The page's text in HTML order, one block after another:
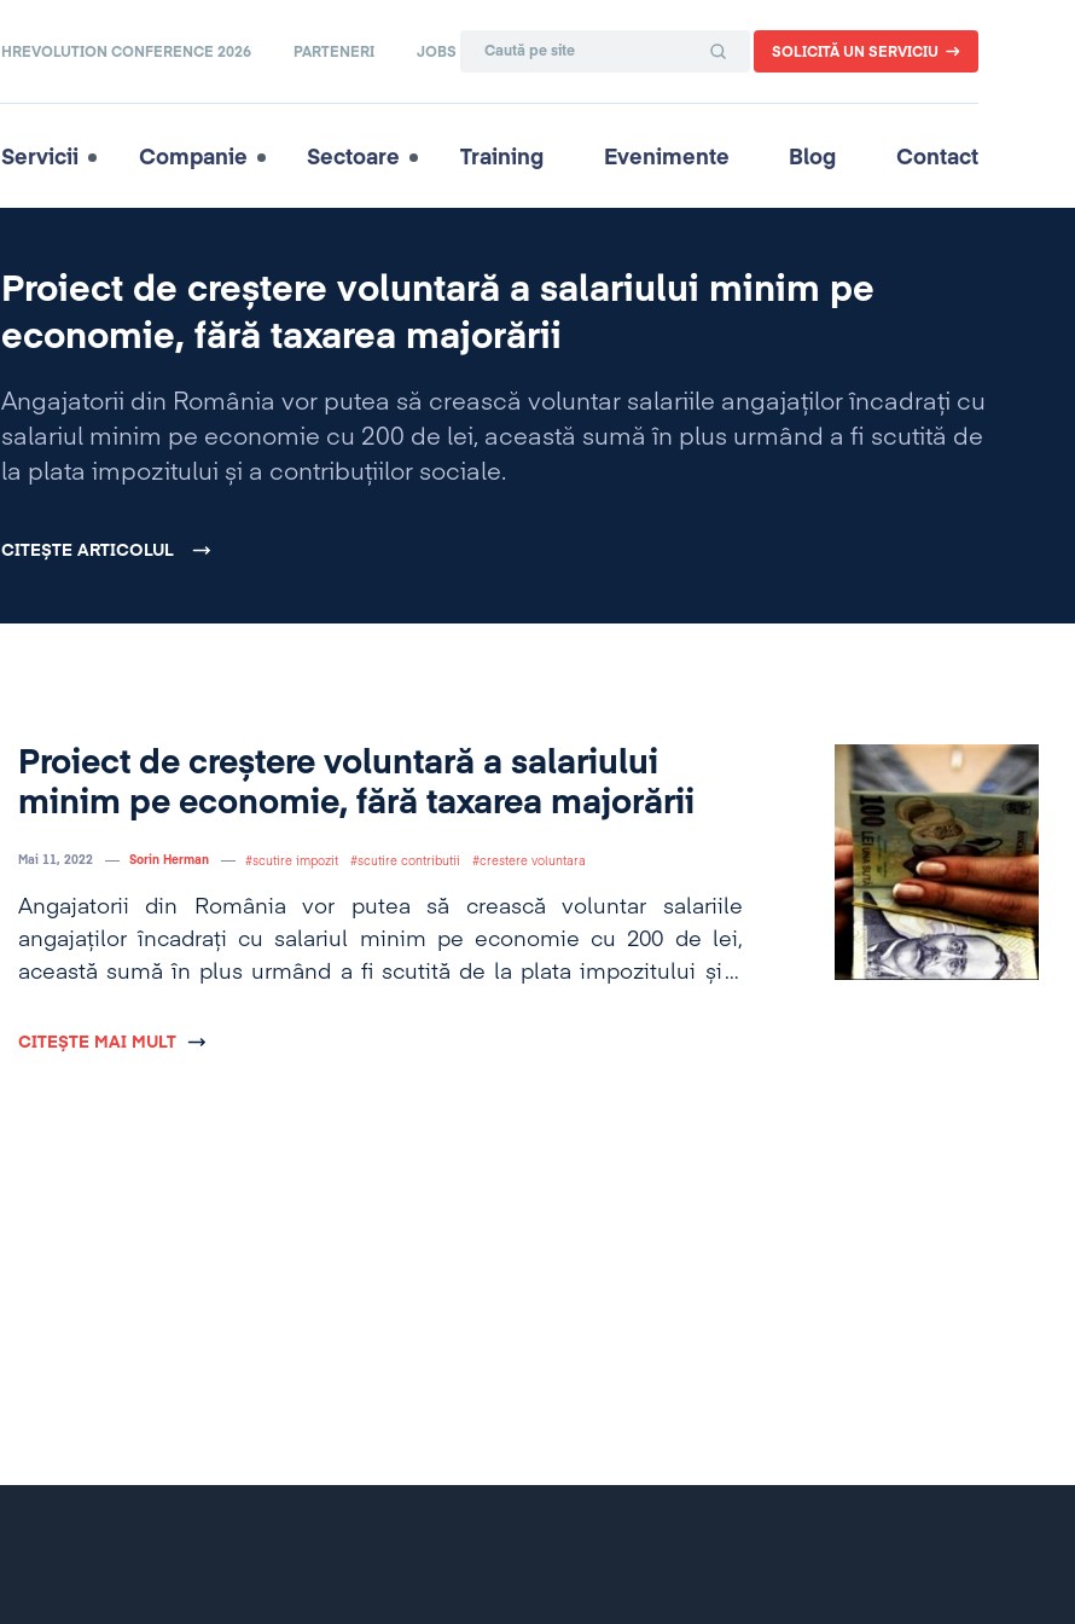
HREVOLUTION CONFERENCE 2026 PARTENERI JOBS SOLICITĂ UN SERVICIU
Servicii Companie Sectoare Training Evenimente Blog Contact
Proiect de creștere voluntară a salariului minim pe
economie, fără taxarea majorării
Angajatorii din România vor putea să crească voluntar salariile angajaților încadrați cu
salariul minim pe economie cu 200 de lei, această sumă în plus urmând a fi scutită de
la plata impozitului și a contribuțiilor sociale.
CITEȘTE ARTICOLUL
Proiect de creștere voluntară a salariului
minim pe economie, fără taxarea majorării
Mai 11, 2022 Sorin Herman scutire impozit scutire contributii crestere voluntara
Angajatorii din România vor putea să crească voluntar salariile
angajaților încadrați cu salariul minim pe economie cu 200 de lei,
această sumă în plus urmând a fi scutită de la plata impozitului și a
CITEȘTE MAI MULT